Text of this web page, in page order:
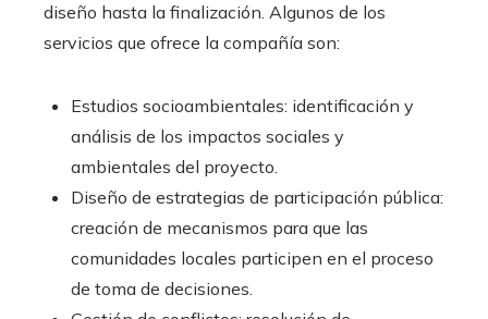
diseño hasta la finalización. Algunos de los
servicios que ofrece la compañía son:
Estudios socioambientales: identificación y
análisis de los impactos sociales y
ambientales del proyecto.
Diseño de estrategias de participación pública:
creación de mecanismos para que las
comunidades locales participen en el proceso
de toma de decisiones.